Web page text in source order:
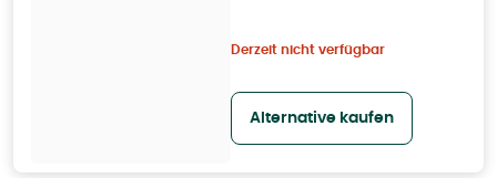
Derzeit nicht verfügbar
Alternative kaufen